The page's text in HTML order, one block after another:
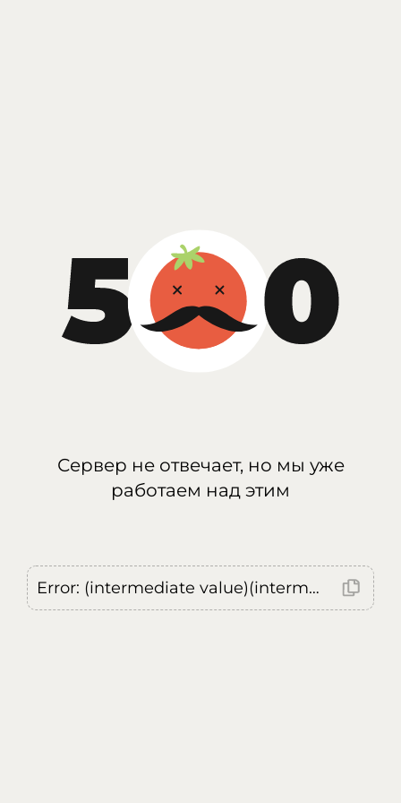
Сервер не отвечает, но мы уже
работаем над этим
Error: (intermediate value)(intermediate value)(intermediate value).replaceAll is not a function